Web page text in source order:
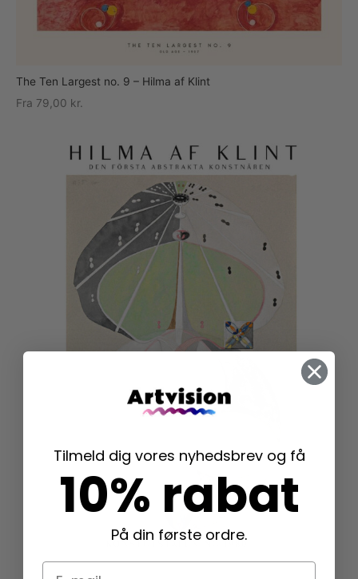
The Ten Largest no. 9 – Hilma af Klint
Fra 79,00 kr.
Tilmeld dig vores nyhedsbrev og få
10% rabat
På din første ordre.
E-mail